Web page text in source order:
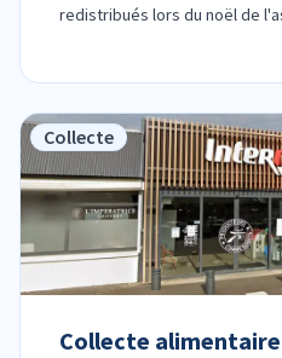
redistribués lors du noël de
Collecte
Collecte alimentaire